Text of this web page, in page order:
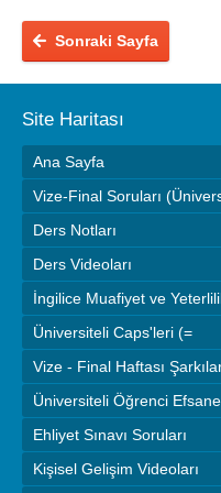
Sonraki Sayfa
Site Haritası
Ana Sayfa
Vize-Final Soruları
Ders Notları
Ders Videoları
İngilice Muafiyet ve
Üniversiteli Caps'leri (=
Vize - Final Haftası
Üniversiteli Öğrenci
Ehliyet Sınavı Soruları
Kişisel Gelişim Videoları